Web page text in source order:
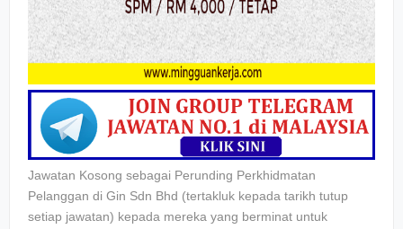
Jawatan Kosong sebagai Perunding Perkhidmatan
Pelanggan di Gin Sdn Bhd (tertakluk kepada tarikh tutup
setiap jawatan) kepada mereka yang berminat untuk